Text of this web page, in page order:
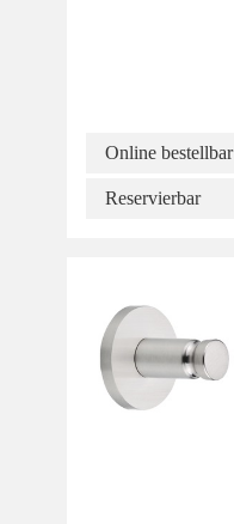
Online bestellbar
Reservierbar